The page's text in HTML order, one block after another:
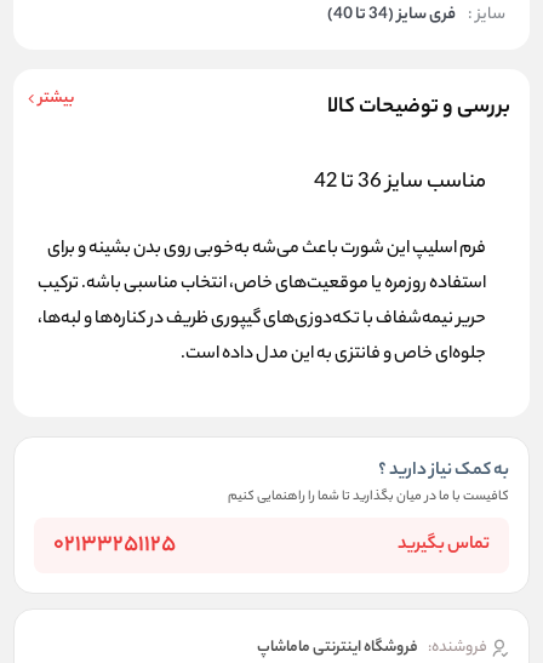
سایز : فری سایز (34 تا 40)
بررسی و توضیحات کالا بیشتر
مناسب سایز 36 تا 42
فرم اسلیپ این شورت باعث می‌شه به‌خوبی روی بدن بشینه و برای
استفاده روزمره یاموقعیت‌های خاص، انتخاب مناسبی باشه. ترکیب
حریر نیمه‌شفاف با تکه‌دوزی‌های گیپوری ظریف در کناره‌ها و لبه‌ها،
جلوه‌ای خاص و فانتزی به این مدل داده است.
به کمک نیاز دارید ؟
کافیست با ما در میان بگذارید تا شما را راهنمایی کنیم
تماس بگیرید 02133251125
فروشنده: فروشگاه اینترنتی ماماشاپ